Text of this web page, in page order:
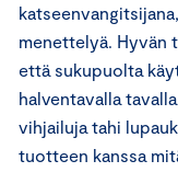
menettelyä. Hyvän
että sukupuolta
halventavalla
vihjailuja tahi
tuotteen kanssa